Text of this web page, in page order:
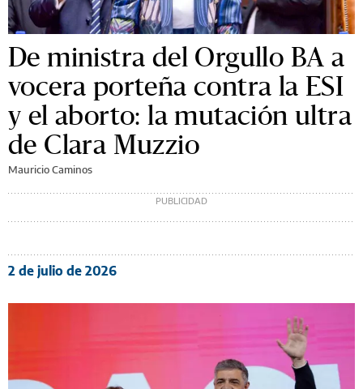
De ministra del Orgullo BA a
vocera porteña contra la ESI
y el aborto: la mutación ultra
de Clara Muzzio
Mauricio Caminos
2 de julio de 2026